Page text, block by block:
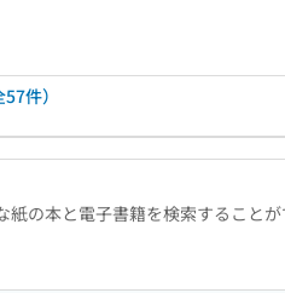
件）
の本と電子書籍を検索することが